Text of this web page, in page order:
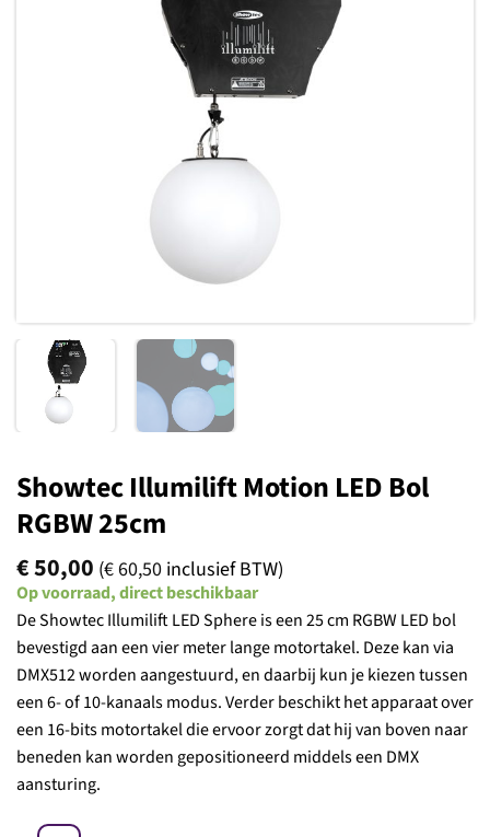
Showtec Illumilift Motion LED Bol
RGBW 25cm
€50,00 (€60,50 inclusief BTW)
Op voorraad, direct beschikbaar
De Showtec Illumilift LED Sphere is een 25 cm RGBW LED bol
bevestigd aan een vier meter lange motortakel. Deze kan via
DMX512 worden aangestuurd, en daarbij kun je kiezen tussen
een 6- of 10-kanaals modus. Verder beschikt het apparaat over
een 16-bits motortakel die ervoor zorgt dat hij van boven naar
beneden kan worden gepositioneerd middels een DMX
aansturing.